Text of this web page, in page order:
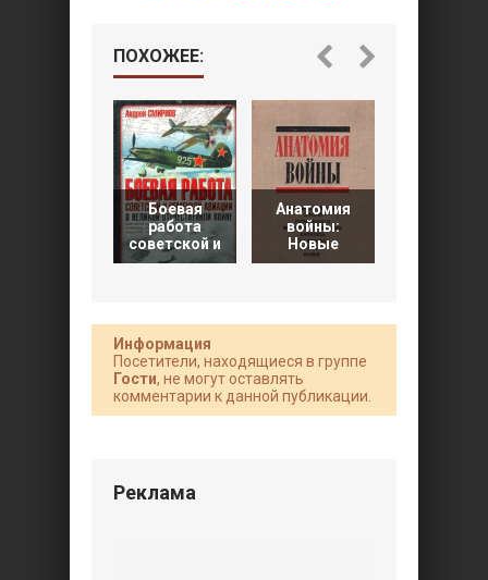
ПОХОЖЕЕ:
Боевая
работа
советской и
Анатомия
войны:
Новые
Информация
Посетители, находящиеся в группе
Гости, не могут оставлять
комментарии к данной публикации.
Реклама